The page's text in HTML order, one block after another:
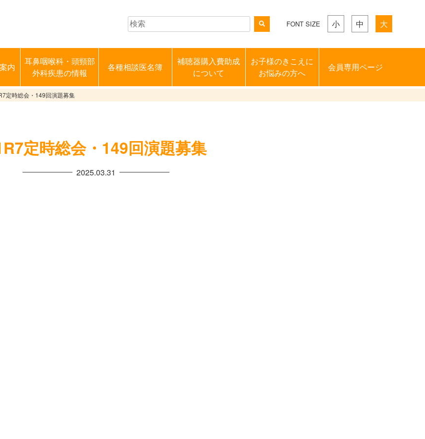
FONT SIZE 小 中 大
内
耳鼻咽喉科・頭頸部
外科疾患の情報
各種相談医名簿
補聴器購入費助成
について
お子様のきこえに
お悩みの方へ
会員専用ページ
定時総会・149回演題募集
定時総会・149回演題募集
2025.03.31